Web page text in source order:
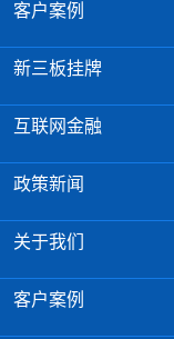
客户案例
新三板挂牌
互联网金融
政策新闻
关于我们
客户案例